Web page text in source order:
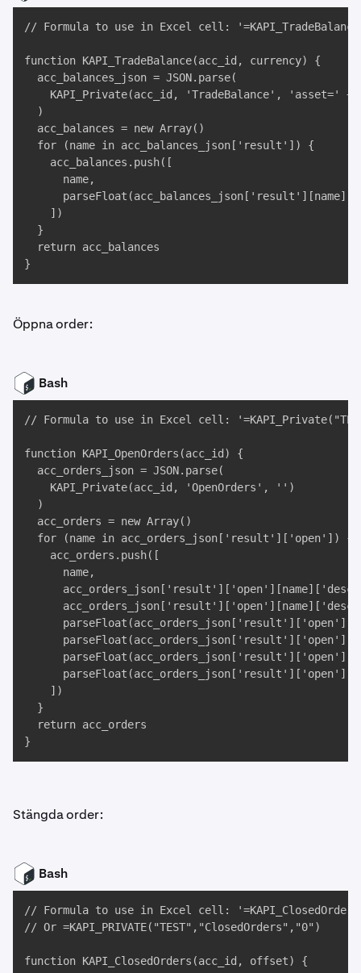
// Formula to use in Excel cell:
function KAPI_TradeBalance(acc_id, currency) {
  acc_balances_json = JSON.parse(
KAPI_Private(acc_id, 'TradeBalance', 'asset=' +
  )
  acc_balances = new Array()
  for (name in acc_balances_json['result']) {
    acc_balances.push([
      name,
      parseFloat(acc_balances_json['result'][name])
    ])
  }
  return acc_balances
}
Öppna order:
Bash
// Formula to use in Excel cell:
function KAPI_OpenOrders(acc_id) {
  acc_orders_json = JSON.parse(
    KAPI_Private(acc_id, 'OpenOrders', '')
  )
  acc_orders = new Array()
  for (name in acc_orders_json['result']['open']) {
    acc_orders.push([
      name,
    ])
  }
  return acc_orders
}
Stängda order:
Bash
// Formula to use in Excel cell:
// Or =KAPI_PRIVATE("TEST","ClosedOrders","0")
function KAPI_ClosedOrders(acc_id, offset) {